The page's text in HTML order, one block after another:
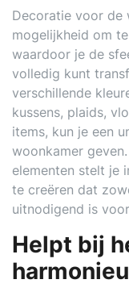
Decoratie voor de
mogelijkheid om
waardoor je de
volledig kunt
verschillende
kussens, plaids,
items, kun je een
woonkamer
elementen stelt je
te creëren dat
uitnodigend is
Helpt bij